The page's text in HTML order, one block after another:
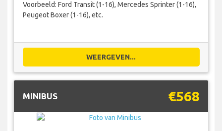
Voorbeeld: Ford Transit (1-16), Mercedes Sprinter (1-16),
Peugeot Boxer (1-16), etc.
WEERGEVEN...
MINIBUS €568